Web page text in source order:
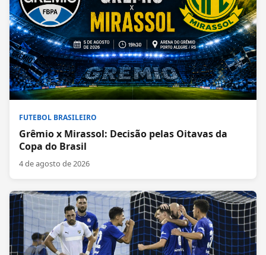
FUTEBOL BRASILEIRO
Grêmio x Mirassol: Decisão pelas Oitavas da
Copa do Brasil
4 de agosto de 2026